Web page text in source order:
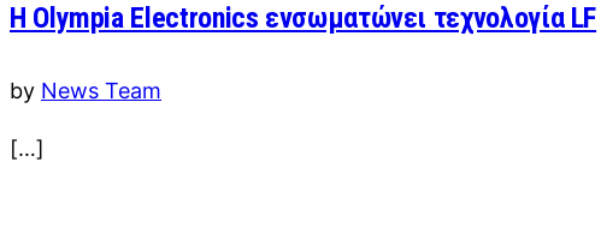
Η Olympia Electronics ενσωματώνει τεχνολογία LF
by News Team
[…]